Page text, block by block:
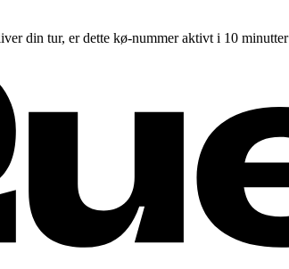
din tur, er dette kø-nummer aktivt i 10 minutter